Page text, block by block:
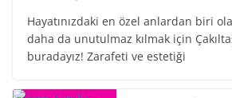
Hayatınızdaki en özel anlardan biri
daha da unutulmaz kılmak için
buradayız! Zarafeti ve estetiği